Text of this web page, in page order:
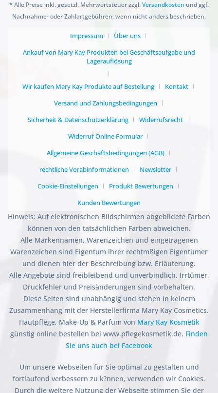
* Alle Preise inkl. gesetzl. Mehrwertsteuer zzgl.Versandkosten und ggf.
Nachnahme- oder Zahlartgebühren, wenn nicht anders beschrieben.
Impressum
Über uns
Ankauf von Mary Kay Produkten bei Geschäftsaufgabe und
Lagerauflösung
Wir kaufen Mary Kay Produkte auf Bestellung
Kontakt
Versand und Zahlungsbedingungen
Sicherheit & Datenschutzerklärung
Widerrufsrecht
Widerruf Online Formular
Allgemeine Geschäftsbedingungen (AGB)
rechtliche Vorabinformationen
Newsletter
Cookie-Einstellungen
Produkt Bewertungen
Kunden Bewertungen
Hinweis: Auf elektronischen Bildschirmen abgebildete Farben
können von den tatsächlichen Farben abweichen.
Alle Markennamen, Warenzeichen und eingetragenen
Warenzeichen sind Eigentum ihrer rechtmßigen Eigentümer
und dienen hier der Beschreibung bzw. Erläuterung.
Alle Angebote sind freibleibend und unverbindlich. Irrtümer,
Druckfehler und Preisänderungen sind vorbehalten.
Diese Seiten sind unabhängig und stehen in keinem
Zusammenhang mit der Herstellerfirma Mary Kay Cosmetics.
Hautpflege, Make-Up & Parfum von Mary Kay Kosmetik
günstig online bestellen bei www.pflegekosmetik.de. Finden
Sie uns auch bei Facebook
Um unsere Webseiten für Sie optimal zu gestalten und
fortlaufend verbessern zu k?nnen, verwenden wir Cookies.
Durch die weitere Nutzung der Webseite stimmen Sie der